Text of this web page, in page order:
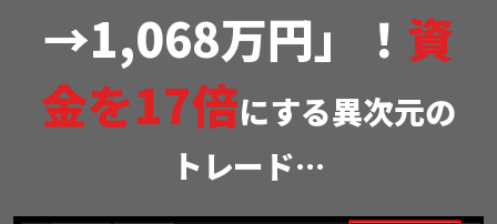
→1,068万円」！ 資
金を17倍にする異次元の
トレード…